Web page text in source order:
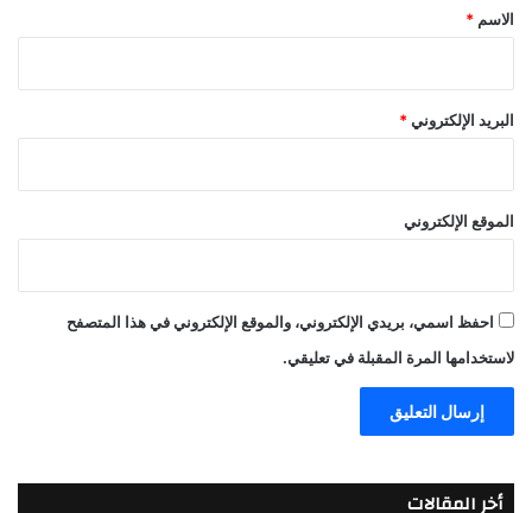
*
الاسم *
البريد الإلكتروني *
الموقع الإلكتروني
احفظ اسمي، بريدي الإلكتروني، والموقع الإلكتروني في هذا المتصفح
لاستخدامها المرة المقبلة في تعليقي.
أخر المقالات